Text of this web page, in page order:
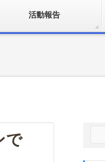
活動報告
で